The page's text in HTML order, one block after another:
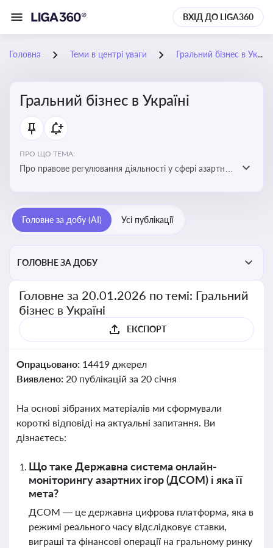
ВХІД ДО LIGA360
Головна Теми в центрі уваги Гральний бізнес в Україні
Гральний бізнес в Україні
ПРО ЩО ТЕМА:
Про правове регулювання діяльності у сфері азартних
реальні кейси
Головне за добу (AI) Усі публікації
ГОЛОВНЕ ЗА ДОБУ
Головне за 20.01.2026 по темі: Гральний
бізнес в Україні
ЕКСПОРТ
Опрацьовано: 14419 джерел
Виявлено: 20 публікацій за 20 січня
На основі зібраних матеріалів ми сформували
короткі відповіді на актуальні запитання. Ви
дізнаєтесь:
Що таке Державна система онлайн-
моніторингу азартних ігор (ДСОМ) і яка її
мета?
ДСОМ — це державна цифрова платформа, яка в
режимі реального часу відслідковує ставки,
виграші та фінансові операції на гральному ринку